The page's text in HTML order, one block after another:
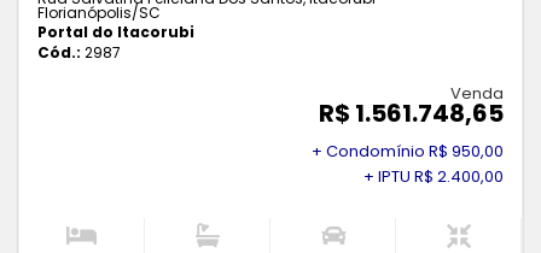
Florianópolis/SC
Portal do Itacorubi
Cód.: 2987
Venda
R$ 1.561.748,65
+ Condomínio R$ 950,00
+ IPTU R$ 2.400,00